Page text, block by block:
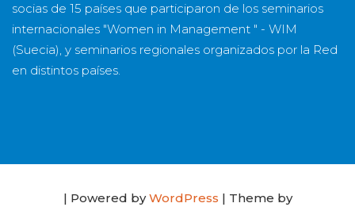
socias de 15 países que participaron de los seminarios
internacionales "Women in Management " - WIM
(Suecia), y seminarios regionales organizados por la Red
en distintos países.
| Powered byWordPress | Theme by